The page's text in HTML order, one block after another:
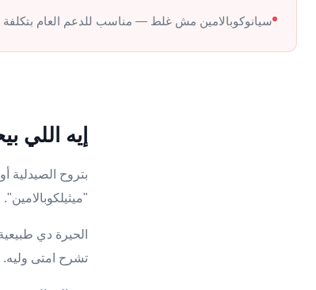
سيانوكوبالامين مش غلط — مناسب للدعم العام بتكلفة
إيه اللي
الحيرة دي
تشرح امتى وليه.